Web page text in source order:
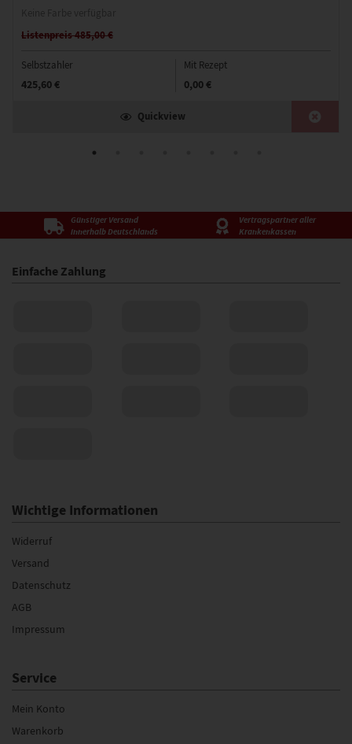
Listenpreis 485,00 €
Selbstzahler
425,60 €
Mit Rezept
0,00 €
Quickview
Günstiger Versand
innerhalb Deutschlands
Vertragspartner aller
Krankenkassen
Einfache Zahlung
Wichtige Informationen
Widerruf
Versand
Datenschutz
AGB
Impressum
Service
Mein Konto
Warenkorb